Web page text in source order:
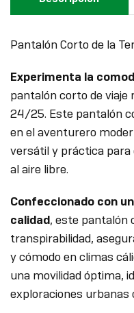
Pantalón Corto de la
Experimenta la
pantalón corto de viaje
24/25. Este pantalón
en el aventurero
versátil y práctica para
al aire libre.
Confeccionado con
calidad, este pantalón
transpirabilidad,
y cómodo en climas
una movilidad óptima,
exploraciones urbanas